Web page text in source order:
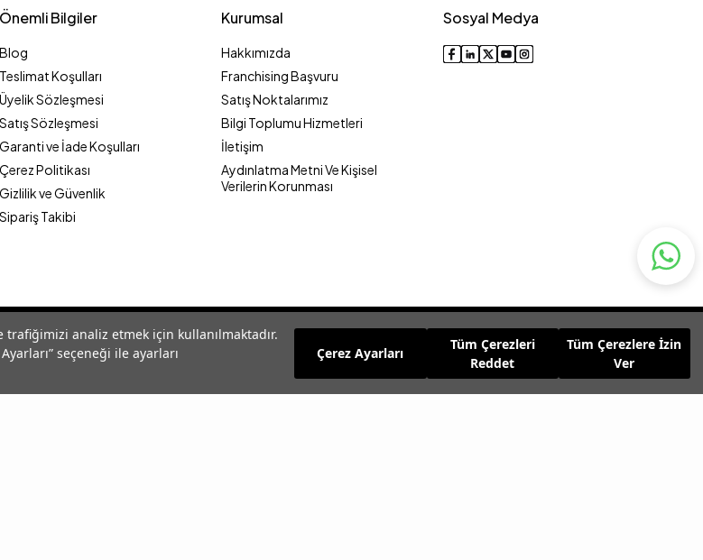
analiz etmek için kullanılmaktadır.
seçeneği ile ayarları
Çerez Ayarları
Tüm Çerezleri
Reddet
Tüm Çerezlere İzin
Ver
Önemli Bilgiler
Blog
Teslimat Koşulları
Üyelik Sözleşmesi
Satış Sözleşmesi
Garanti ve İade Koşulları
Çerez Politikası
Gizlilik ve Güvenlik
Sipariş Takibi
Kurumsal
Hakkımızda
Franchising Başvuru
Satış Noktalarımız
Bilgi Toplumu Hizmetleri
İletişim
Aydınlatma Metni Ve Kişisel
Verilerin Korunması
Sosyal Medya